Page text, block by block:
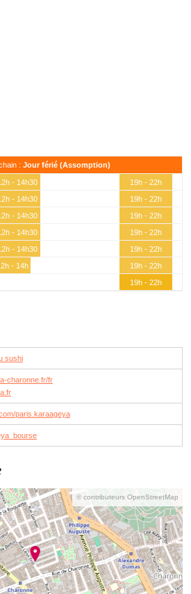
: Jour férié (Assomption)
- 14h30
19h - 22h
- 14h30
19h - 22h
- 14h30
19h - 22h
- 14h30
19h - 22h
- 14h30
19h - 22h
- 14h
19h - 22h
19h - 22h
sushi
charonne.fr/fr
paris.karaageya
© contributeurs OpenStreetMap